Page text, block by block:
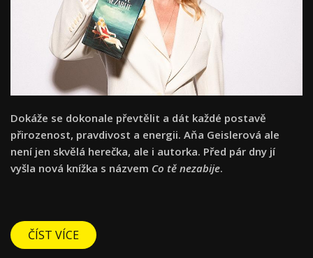
Dokáže se dokonale převtělit a dát každé postavě
přirozenost, pravdivost a energii. Aňa Geislerová ale
není jen skvělá herečka, ale i autorka. Před pár dny jí
vyšla nová knížka s názvem Co tě nezabije.
ČÍST VÍCE